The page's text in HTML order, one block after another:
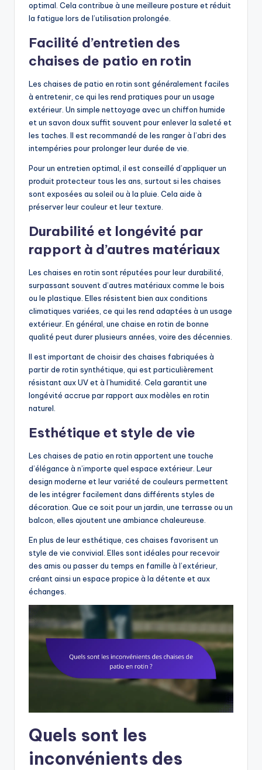
optimal. Cela contribue à une meilleure posture et réduit
la fatigue lors de l’utilisation prolongée.
Facilité d’entretien des
chaises de patio en rotin
Les chaises de patio en rotin sont généralement faciles
à entretenir, ce qui les rend pratiques pour un usage
extérieur. Un simple nettoyage avec un chiffon humide
et un savon doux suffit souvent pour enlever la saleté et
les taches. Il est recommandé de les ranger à l’abri des
intempéries pour prolonger leur durée de vie.
Pour un entretien optimal, il est conseillé d’appliquer un
produit protecteur tous les ans, surtout si les chaises
sont exposées au soleil ou à la pluie. Cela aide à
préserver leur couleur et leur texture.
Durabilité et longévité par
rapport à d’autres matériaux
Les chaises en rotin sont réputées pour leur durabilité,
surpassant souvent d’autres matériaux comme le bois
ou le plastique. Elles résistent bien aux conditions
climatiques variées, ce qui les rend adaptées à un usage
extérieur. En général, une chaise en rotin de bonne
qualité peut durer plusieurs années, voire des décennies.
Il est important de choisir des chaises fabriquées à
partir de rotin synthétique, qui est particulièrement
résistant aux UV et à l’humidité. Cela garantit une
longévité accrue par rapport aux modèles en rotin
naturel.
Esthétique et style de vie
Les chaises de patio en rotin apportent une touche
d’élégance à n’importe quel espace extérieur. Leur
design moderne et leur variété de couleurs permettent
de les intégrer facilement dans différents styles de
décoration. Que ce soit pour un jardin, une terrasse ou un
balcon, elles ajoutent une ambiance chaleureuse.
En plus de leur esthétique, ces chaises favorisent un
style de vie convivial. Elles sont idéales pour recevoir
des amis ou passer du temps en famille à l’extérieur,
créant ainsi un espace propice à la détente et aux
échanges.
Quels sont les
inconvénients des